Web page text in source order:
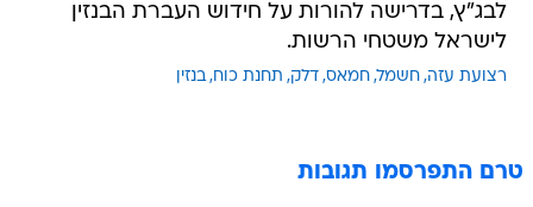
לבג"ץ, בדרישה להורות על חידוש העברת הבנזין
לישראל משטחי הרשות.
רצועת עזה חשמל חמאס דלק תחנת כוח בנזין
טרם התפרסמו תגובות